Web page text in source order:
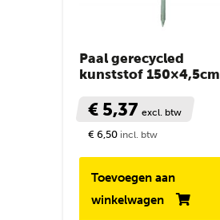
Paal gerecycled
kunststof 150×4,5cm
€ 5,37 excl. btw
€ 6,50 incl. btw
Toevoegen aan
winkelwagen